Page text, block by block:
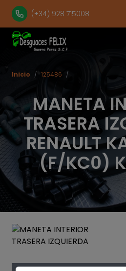
(+34) 928 715008
MANETA
TRASERA
RENAULT
(F/KC0)
Inicio / 125486 /